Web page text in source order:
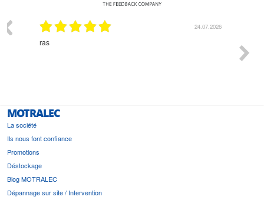
24.07.2026
ras
MOTRALEC
La société
Ils nous font confiance
Promotions
Déstockage
Blog MOTRALEC
Dépannage sur site / Intervention